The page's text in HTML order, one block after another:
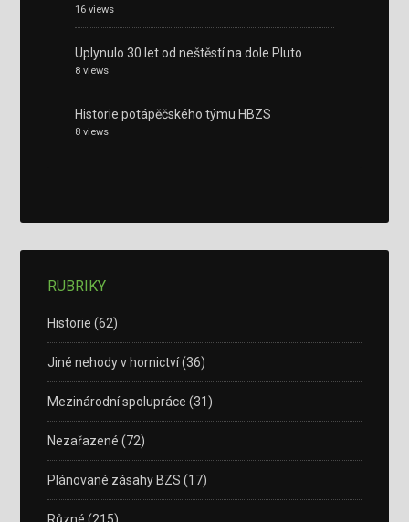
16 views
Uplynulo 30 let od neštěstí na dole Pluto
8 views
Historie potápěčského týmu HBZS
8 views
RUBRIKY
Historie (62)
Jiné nehody v hornictví(36)
Mezinárodní spolupráce (31)
Nezařazené (72)
Plánované zásahy BZS (17)
Různé (215)